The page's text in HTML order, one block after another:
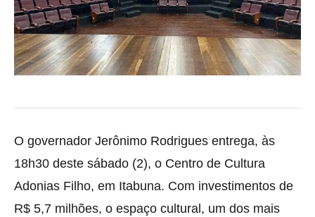
O governador Jerônimo Rodrigues entrega, às
18h30 deste sábado (2), o Centro de Cultura
Adonias Filho, em Itabuna. Com investimentos de
R$ 5,7 milhões, o espaço cultural, um dos mais